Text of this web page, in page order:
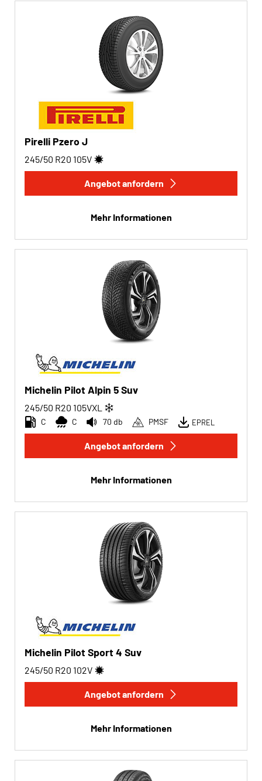
Pirelli Pzero J
245/50 R20 105V
Angebot anfordern
Mehr Informationen
Michelin Pilot Alpin 5 Suv
245/50 R20 105VXL
C C 70 db PMSF EPREL
Angebot anfordern
Mehr Informationen
Michelin Pilot Sport 4 Suv
245/50 R20 102V
Angebot anfordern
Mehr Informationen